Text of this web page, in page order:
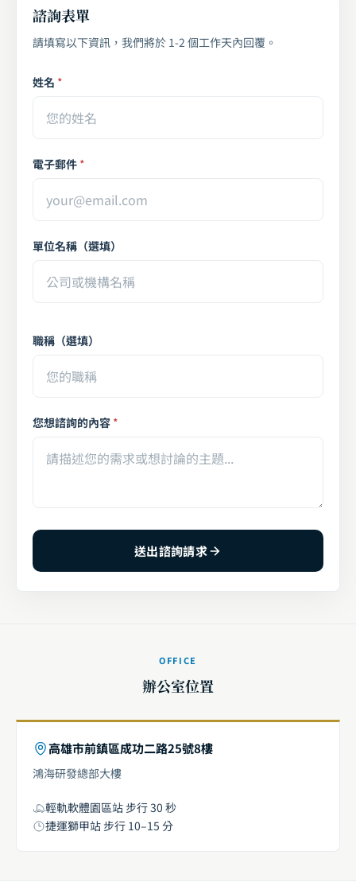
諮詢表單
請填寫以下資訊，我們將於 1-2 個工作天內回覆。
姓名 *
電子郵件 *
單位名稱（選填）
職稱（選填）
您想諮詢的內容 *
送出諮詢請求
OFFICE
辦公室位置
高雄市前鎮區成功二路25號8樓
鴻海研發總部大樓
輕軌軟體園區站 步行 30 秒
捷運獅甲站 步行 10–15 分